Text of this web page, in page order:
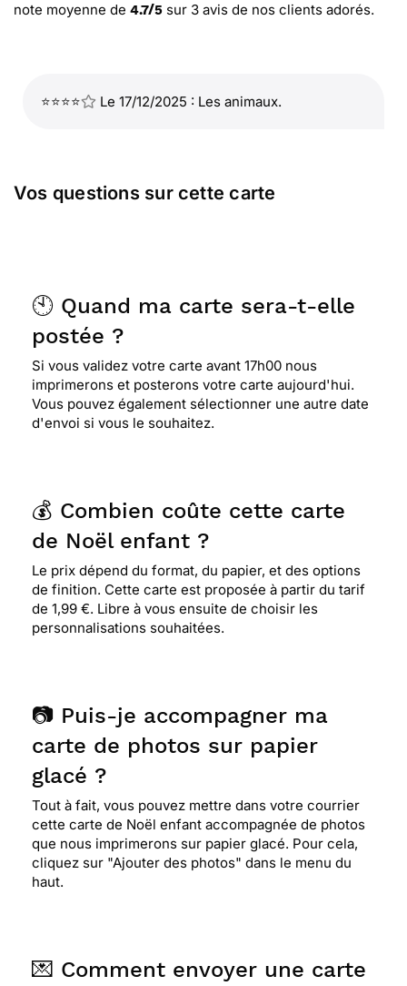
note moyenne de 4.7/5 sur 3 avis de nos clients adorés.
⭐⭐⭐⭐ Le 17/12/2025 : Les animaux.
Vos questions sur cette carte
🕙 Quand ma carte sera-t-elle
postée ?
Si vous validez votre carte avant 17h00 nous
imprimerons et posterons votre carte aujourd'hui.
Vous pouvez également sélectionner une autre date
d'envoi si vous le souhaitez.
💰 Combien coûte cette carte
de Noël enfant ?
Le prix dépend du format, du papier, et des options
de finition. Cette carte est proposée à partir du tarif
de 1,99 €. Libre à vous ensuite de choisir les
personnalisations souhaitées.
📷 Puis-je accompagner ma
carte de photos sur papier
glacé ?
Tout à fait, vous pouvez mettre dans votre courrier
cette carte de Noël enfant accompagnée de photos
que nous imprimerons sur papier glacé. Pour cela,
cliquez sur "Ajouter des photos" dans le menu du
haut.
💌 Comment envoyer une carte